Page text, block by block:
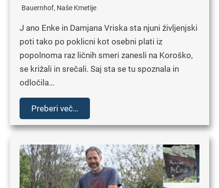
Bauernhof, Naše Kmetije
J ano Enke in Damjana Vriska sta njuni življenjski
poti tako po poklicni kot osebni plati iz
popolnoma raz ličnih smeri zanesli na Koroško,
se križali in srečali. Saj sta se tu spoznala in
odločila…
Preberi več…